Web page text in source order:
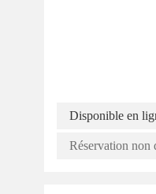
Disponible en
Réservation non